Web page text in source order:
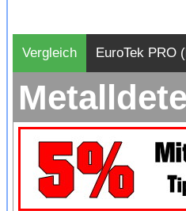
Vergleich EuroTek PRO